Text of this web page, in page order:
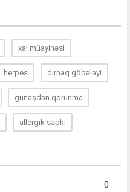
xal müayinəsi
herpes dırnaq göbələyi
günəşdən qorunma
allergik səpki
0